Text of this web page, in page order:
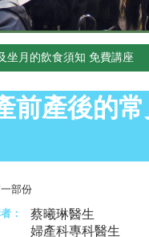
月的飲食須知 免費講座
產後的常
部份
：
蔡曦琳醫生
婦產科專科醫生